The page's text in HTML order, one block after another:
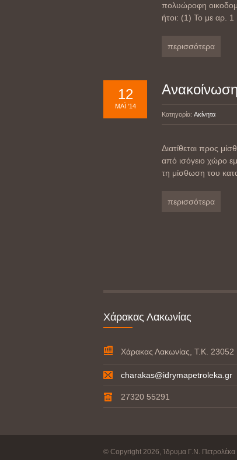
πολυώροφη
ήτοι: (1) Το με αρ. 1
περισσότερα
12
ΜΆΙ '14
Κατηγορία: Ακίνητα
Διατίθεται προς
από ισόγειο χώρο
τη μίσθωση του
περισσότερα
Χάρακας Λακωνίας
Χάρακας Λακωνίας, Τ.Κ. 23052
charakas@idrymapetroleka.gr
27320 55291
© Copyright 2026, Ίδρυμα Γ.Ν.